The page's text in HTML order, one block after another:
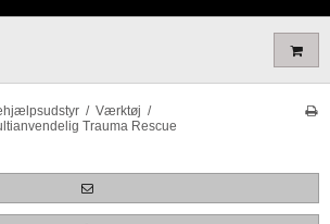
/ Værktøj /
Trauma Rescue